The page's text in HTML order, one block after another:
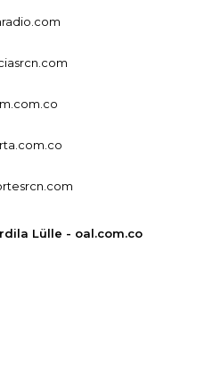
Lülle - oal.com.co